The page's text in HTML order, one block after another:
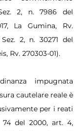
2, n. 7986 del
La Gumina, Rv.
2, n. 30271 del
Rv. 270303-01).
impugnata
cautelare reale è
per i reati
del 2000, art. 4,